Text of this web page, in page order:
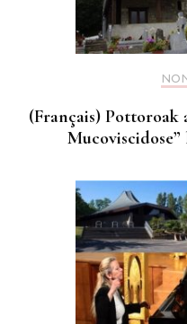
(Français) Pottoroak
Mucoviscidose”